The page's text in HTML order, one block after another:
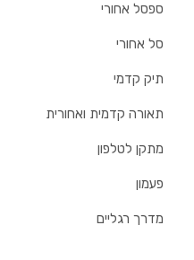
ספסל אחורי
סל אחורי
תיק קדמי
תאורה קדמית ואחורית
מתקן לטלפון
פעמון
מדרך רגליים